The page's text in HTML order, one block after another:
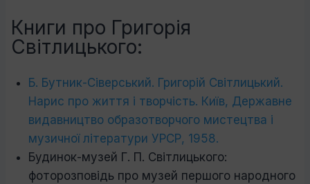
Книги про Григорія
Світлицького:
Б. Бутник-Сіверський. Григорій Світлицький.
Нарис про життя і творчість. Київ, Державне
видавництво образотворчого мистецтва і
музичної літератури УРСР, 1958.
Будинок-музей Г. П. Світлицького:
фоторозповідь про музей першого народного